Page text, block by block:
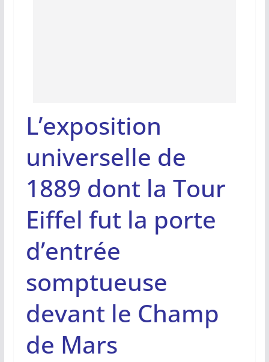
L’exposition
universelle de
1889 dont la Tour
Eiffel fut la porte
d’entrée
somptueuse
devant le Champ
de Mars